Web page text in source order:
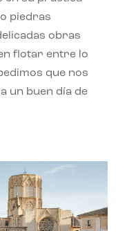
piedras
obras
flotar entre lo
que nos
un buen día de